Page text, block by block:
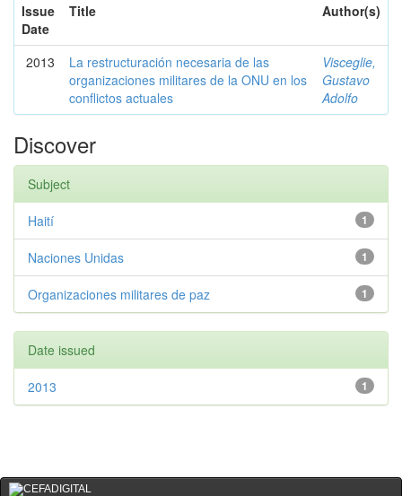
Issue
Date
Title Author(s)
2013
La restructuración necesaria de las
organizaciones militares de la ONU en los
conflictos actuales
Visceglie,
Gustavo
Adolfo
Discover
Subject
1
Haití
1
Naciones Unidas
1
Organizaciones militares de paz
Date issued
1
2013